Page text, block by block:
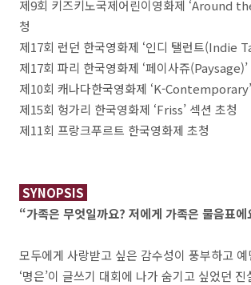
제9회 키즈키노국제어린이영화제 ‘Around
청
제17회 런던 한국영화제 ‘인디 탤런트(Indie
제17회 파리 한국영화제 ‘페이사쥬(Paysage)’
제10회 캐나다한국영화제 ‘K-
제15회 헝가리 한국영화제 ‘Friss’ 섹션 초청
제11회 프랑크푸르트 한국영화제 초청
SYNOPSIS
“가족은 무엇일까요? 저에게 가족은 물음표
모두에게 사랑받고 싶은 감수성이 풍부하고
‘명은’이 글쓰기 대회에 나가 숨기고 싶었던